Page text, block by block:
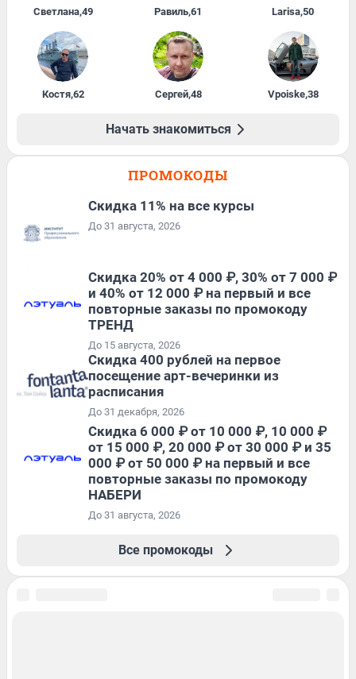
Светлана,49 Равиль,61 Larisa,50
Костя,62 Сергей,48 Vpoiske,38
Начать знакомиться
ПРОМОКОДЫ
Скидка 11% на все курсы
До 31 августа, 2026
Скидка 20% от 4 000 ₽, 30% от 7 000 ₽
и 40% от 12 000 ₽ на первый и все
повторные заказы по промокоду
ТРЕНД
До 15 августа, 2026
Cкидка 400 рублей на первое
посещение арт-вечеринки из
расписания
До 31 декабря, 2026
Скидка 6 000 ₽ от 10 000 ₽, 10 000 ₽
от 15 000 ₽, 20 000 ₽ от 30 000 ₽ и 35
000 ₽ от 50 000 ₽ на первый и все
повторные заказы по промокоду
НАБЕРИ
До 31 августа, 2026
Все промокоды